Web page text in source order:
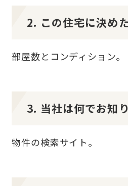
2. この住宅に決め
部屋数とコンディション。
3. 当社は何でお知
物件の検索サイト。